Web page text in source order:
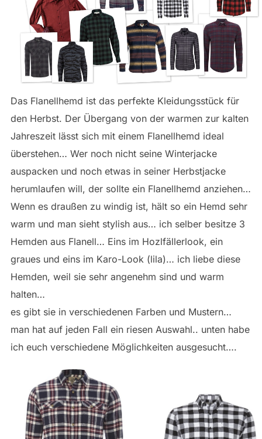
Das Flanellhemd ist das perfekte Kleidungsstück für
den Herbst. Der Übergang von der warmen zur kalten
Jahreszeit lässt sich mit einem Flanellhemd ideal
überstehen… Wer noch nicht seine Winterjacke
auspacken und noch etwas in seiner Herbstjacke
herumlaufen will, der sollte ein Flanellhemd anziehen…
Wenn es draußen zu windig ist, hält so ein Hemd sehr
warm und man sieht stylish aus… ich selber besitze 3
Hemden aus Flanell… Eins im Hozlfällerlook, ein
graues und eins im Karo-Look (lila)… ich liebe diese
Hemden, weil sie sehr angenehm sind und warm
halten…
es gibt sie in verschiedenen Farben und Mustern…
man hat auf jeden Fall ein riesen Auswahl.. unten habe
ich euch verschiedene Möglichkeiten ausgesucht….